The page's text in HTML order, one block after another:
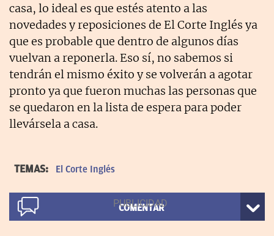
casa, lo ideal es que estés atento a las
novedades y reposiciones de El Corte Inglés ya
que es probable que dentro de algunos días
vuelvan a reponerla. Eso sí, no sabemos si
tendrán el mismo éxito y se volverán a agotar
pronto ya que fueron muchas las personas que
se quedaron en la lista de espera para poder
llevársela a casa.
TEMAS: El Corte Inglés
COMENTAR